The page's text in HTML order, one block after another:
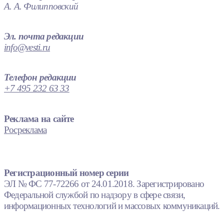
А. А. Филипповский
Эл. почта редакции
info@vesti.ru
Телефон редакции
+7 495 232 63 33
Реклама на сайте
Росреклама
Регистрационный номер серии
ЭЛ № ФС 77-72266 от 24.01.2018. Зарегистрировано
Федеральной службой по надзору в сфере связи,
информационных технологий и массовых коммуникаций.